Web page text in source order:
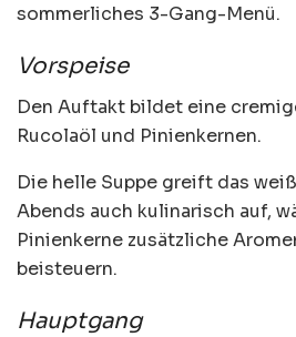
sommerliches 3-Gang-Menü.
Vorspeise
Den Auftakt bildet eine
Rucolaöl und Pinienkernen.
Die helle Suppe greift das
Abends auch kulinarisch auf,
Pinienkerne zusätzliche
beisteuern.
Hauptgang